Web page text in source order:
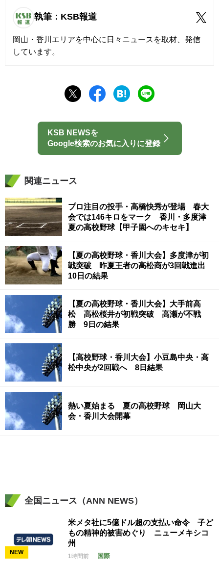
執筆：KSB報道
岡山・香川エリアを中心に日々ニュースを取材、発信
しています。
KSB NEWSを
Google検索のお気に入りに登録
関連ニュース
プロ注目の投手・高橋快秀が登場 春大
会では146キロをマーク 香川・多度津
夏の高校野球【甲子園へのキセキ】
【夏の高校野球・香川大会】多度津が初
戦突破 昨夏王者の高松商が3回戦進出
10日の結果
【夏の高校野球・香川大会】大手前高
松 高松桜井が初戦突破 高瀬が不戦
勝 9日の結果
【高校野球・香川大会】小豆島中央・高
松中央が2回戦へ 8日結果
熱い夏始まる 夏の高校野球 岡山大
会・香川大会開幕
全国ニュース（ANN NEWS）
NEW
米メタ社に5億ドル超の支払い命令 子ど
もの精神的被害めぐり ニューメキシコ
州
1時間前 国際